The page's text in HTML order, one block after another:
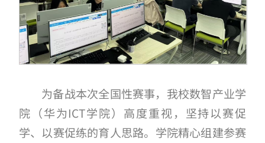
为备战本次全国性赛事，我校数智产业学
院（华为ICT学院）高度重视，坚持以赛促
学、以赛促练的育人思路。学院精心组建参赛